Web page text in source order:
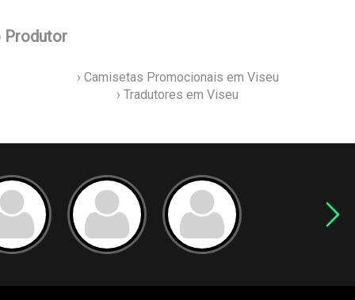
Produtor
› Camisetas Promocionais em Viseu
› Tradutores em Viseu